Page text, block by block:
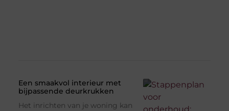
Een smaakvol interieur met
bijpassende deurkrukken
Het inrichten van je woning kan